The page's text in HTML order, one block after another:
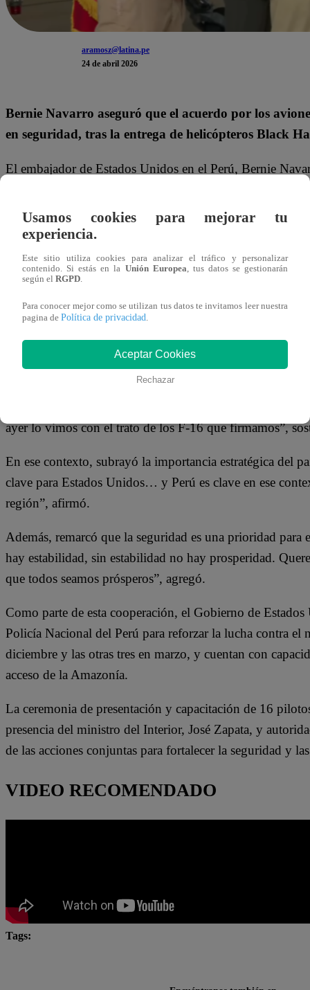
aramosz@latina.pe
24 de abril 2026
Bernie Navarro aseguró que el acuerdo por los
en seguridad, tras la entrega de helicópteros Black
El embajador de Estados Unidos en el Perú, Bernie
ejecución. “Seguimos adelante… seguimos de socios,
firmó un contrato, ya desembolsaron el depósito para el
Sus declaraciones se dan luego de los
de la resistencia inicial del presidente José María
en la controversia y puso énfasis en los vínculos
“PERÚ ES CLAVE PARA LA
Navarro destacó que la relación entre Perú y Estados
ayer lo vimos con el trato de los F-16 que firmamos”,
En ese contexto, subrayó la importancia estratégica del
clave para Estados Unidos… y Perú es clave en ese
región”, afirmó.
Además, remarcó que la seguridad es una prioridad
hay estabilidad, sin estabilidad no hay prosperidad.
que todos seamos prósperos”, agregó.
Como parte de esta cooperación, el Gobierno de
Policía Nacional del Perú para reforzar la lucha contra el
diciembre y las otras tres en marzo, y cuentan con
acceso de la Amazonía.
La ceremonia de presentación y capacitación de 16
presencia del ministro del Interior, José Zapata, y
de las acciones conjuntas para fortalecer la seguridad y
VIDEO RECOMENDADO
Tags:
Usamos cookies para mejorar tu
experiencia.
Este sitio utiliza cookies para analizar el tráfico y personalizar
contenido. Si estás en la Unión Europea , tus datos se gestionarán
según el RGPD
Para conocer mejor como se utilizan tus datos te invitamos leer nuestra
pagina de Política de privacidad
Aceptar Cookies
Rechazar